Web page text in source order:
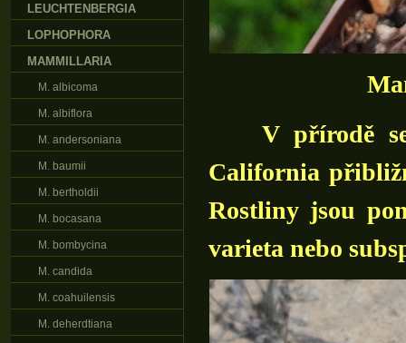
V přírodě
California
Rostliny jsou
varieta nebo
LEUCHTENBERGIA
LOPHOPHORA
MAMMILLARIA
M. albicoma
M. albiflora
M. andersoniana
M. baumii
M. bertholdii
M. bocasana
M. bombycina
M. candida
M. coahuilensis
M. deherdtiana